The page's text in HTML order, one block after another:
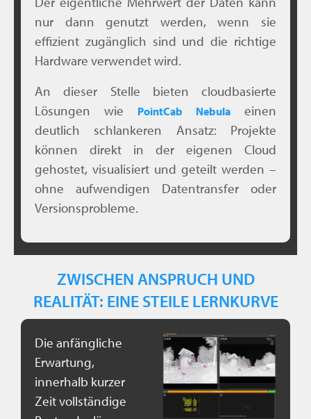
nur dann genutzt werden, wenn sie
effizient zugänglich sind und die richtige
Hardware verwendet wird.
An dieser Stelle bieten cloudbasierte
Lösungen wie
PointCab Nebula einen
deutlich schlankeren Ansatz: Projekte
können direkt in der eigenen Cloud
gehostet, visualisiert und geteilt werden –
ohne aufwendigen Datentransfer oder
Versionsprobleme.
ZWISCHEN ANSPRUCH UND
REALITÄT: EINE STEILE LERNKURVE
Die anfängliche
Erwartung,
innerhalb kurzer
Zeit vollständige